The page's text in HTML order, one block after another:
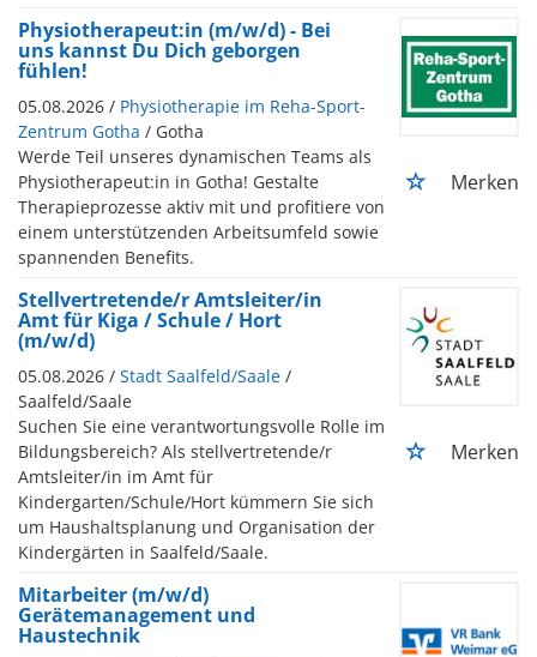
Physiotherapeut:in (m/w/d) - Bei
uns kannst Du Dich geborgen
fühlen!
05.08.2026 / Physiotherapie im Reha-Sport-
Zentrum Gotha / Gotha
Werde Teil unseres dynamischen Teams als
Physiotherapeut:in in Gotha! Gestalte
Therapieprozesse aktiv mit und profitiere von
einem unterstützenden Arbeitsumfeld sowie
spannenden Benefits.
Merken
Stellvertretende/r Amtsleiter/in
Amt für Kiga / Schule / Hort
(m/w/d)
05.08.2026 / Stadt Saalfeld/Saale /
Saalfeld/Saale
Suchen Sie eine verantwortungsvolle Rolle im
Bildungsbereich? Als stellvertretende/r
Amtsleiter/in im Amt für
Kindergarten/Schule/Hort kümmern Sie sich
um Haushaltsplanung und Organisation der
Kindergärten in Saalfeld/Saale.
Merken
Mitarbeiter (m/w/d)
Gerätemanagement und
Haustechnik